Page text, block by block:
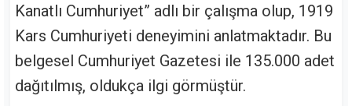
Kanatlı Cumhuriyet” adlı bir çalışma olup, 1919
Kars Cumhuriyeti deneyimini anlatmaktadır. Bu
belgesel Cumhuriyet Gazetesi ile 135.000 adet
dağıtılmış, oldukça ilgi görmüştür.